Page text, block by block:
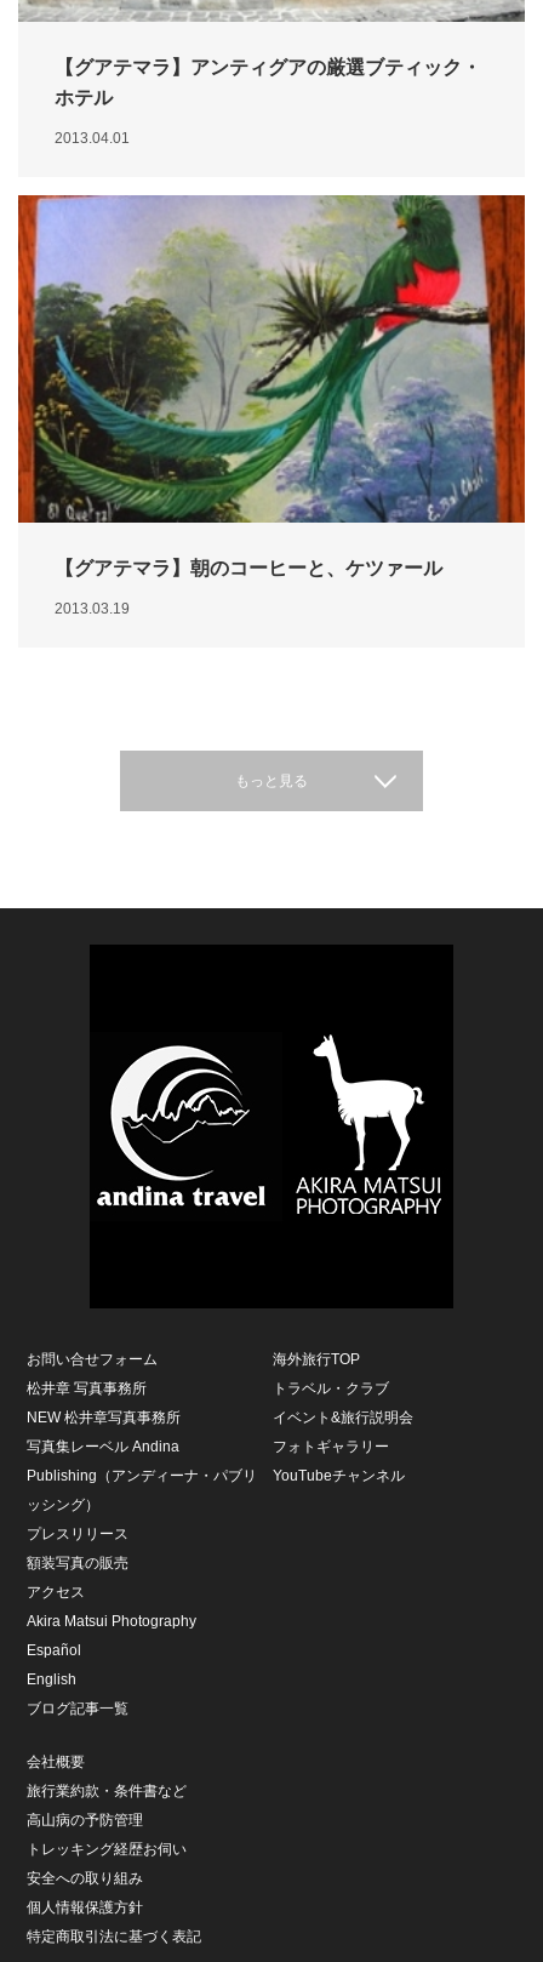
【グアテマラ】アンティグアの厳選ブティック・
ホテル
2013.04.01
【グアテマラ】朝のコーヒーと、ケツァール
2013.03.19
もっと見る
お問い合せフォーム
松井章 写真事務所
NEW 松井章写真事務所
写真集レーベル Andina
Publishing（アンディーナ・パブリ
ッシング）
プレスリリース
額装写真の販売
アクセス
Akira Matsui Photography
Español
English
ブログ記事一覧
海外旅行TOP
トラベル・クラブ
イベント&旅行説明会
フォトギャラリー
YouTubeチャンネル
会社概要
旅行業約款・条件書など
高山病の予防管理
トレッキング経歴お伺い
安全への取り組み
個人情報保護方針
特定商取引法に基づく表記